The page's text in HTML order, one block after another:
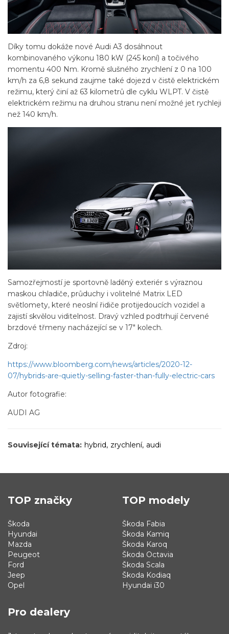
Díky tomu dokáže nové Audi A3 dosáhnout
kombinovaného výkonu 180 kW (245 koní) a točivého
momentu 400 Nm. Kromě slušného zrychlení z 0 na 100
km/h za 6,8 sekund zaujme také dojezd v čistě elektrickém
režimu, který činí až 63 kilometrů dle cyklu WLPT. V čistě
elektrickém režimu na druhou stranu není možné jet rychleji
než 140 km/h.
Samozřejmostí je sportovně laděný exteriér s výraznou
maskou chladiče, průduchy i volitelné Matrix LED
světlomety, které neoslní řidiče protijedoucích vozidel a
zajistí skvělou viditelnost. Dravý vzhled podtrhují červené
brzdové třmeny nacházející se v 17" kolech.
Zdroj:
https://www.bloomberg.com/news/articles/2020-12-
07/hybrids-are-quietly-selling-faster-than-fully-electric-cars
Autor fotografie:
AUDI AG
Související témata: hybrid zrychlení audi
TOP značky
Škoda
Hyundai
Mazda
Peugeot
Ford
Jeep
Opel
TOP modely
Škoda Fabia
Škoda Kamiq
Škoda Karoq
Škoda Octavia
Škoda Scala
Škoda Kodiaq
Hyundai i30
Pro dealery